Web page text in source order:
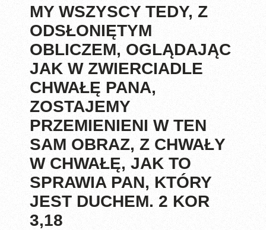
MY WSZYSCY TEDY, Z
ODSŁONIĘTYM
OBLICZEM, OGLĄDAJĄC
JAK W ZWIERCIADLE
CHWAŁĘ PANA,
ZOSTAJEMY
PRZEMIENIENI W TEN
SAM OBRAZ, Z CHWAŁY
W CHWAŁĘ, JAK TO
SPRAWIA PAN, KTÓRY
JEST DUCHEM. 2 KOR
3,18